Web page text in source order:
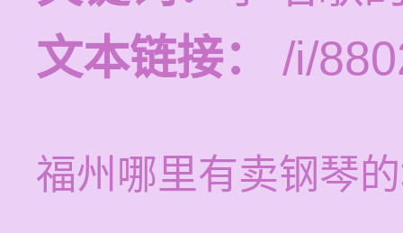
文本链接：
/i/
福州哪里有卖钢琴